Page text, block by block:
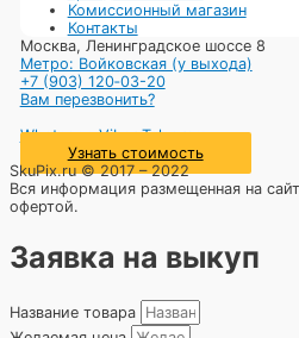
Комиссионный магазин
Контакты
Москва, Ленинградское шоссе 8
Метро: Войковская (у выхода)
+7 (903) 120‑03-20
Вам перезвонить?
Whatsapp Viber Telegram
Узнать стоимость
SkuPix.ru © 2017 – 2022
Вся информация размещенная на
офертой.
Заявка на выкуп
Название товара